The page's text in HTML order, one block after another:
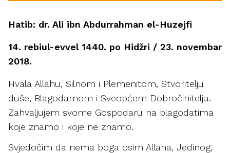
Hatib: dr. Ali ibn Abdurrahman el-Huzejfi
14. rebiul-evvel 1440. po Hidžri / 23. novembar
2018.
Hvala Allahu, Silnom i Plemenitom, Stvoritelju
duše, Blagodarnom i Sveopćem Dobročinitelju.
Zahvaljujem svome Gospodaru na blagodatima
koje znamo i koje ne znamo.
Svjedočim da nema boga osim Allaha, Jedinog,